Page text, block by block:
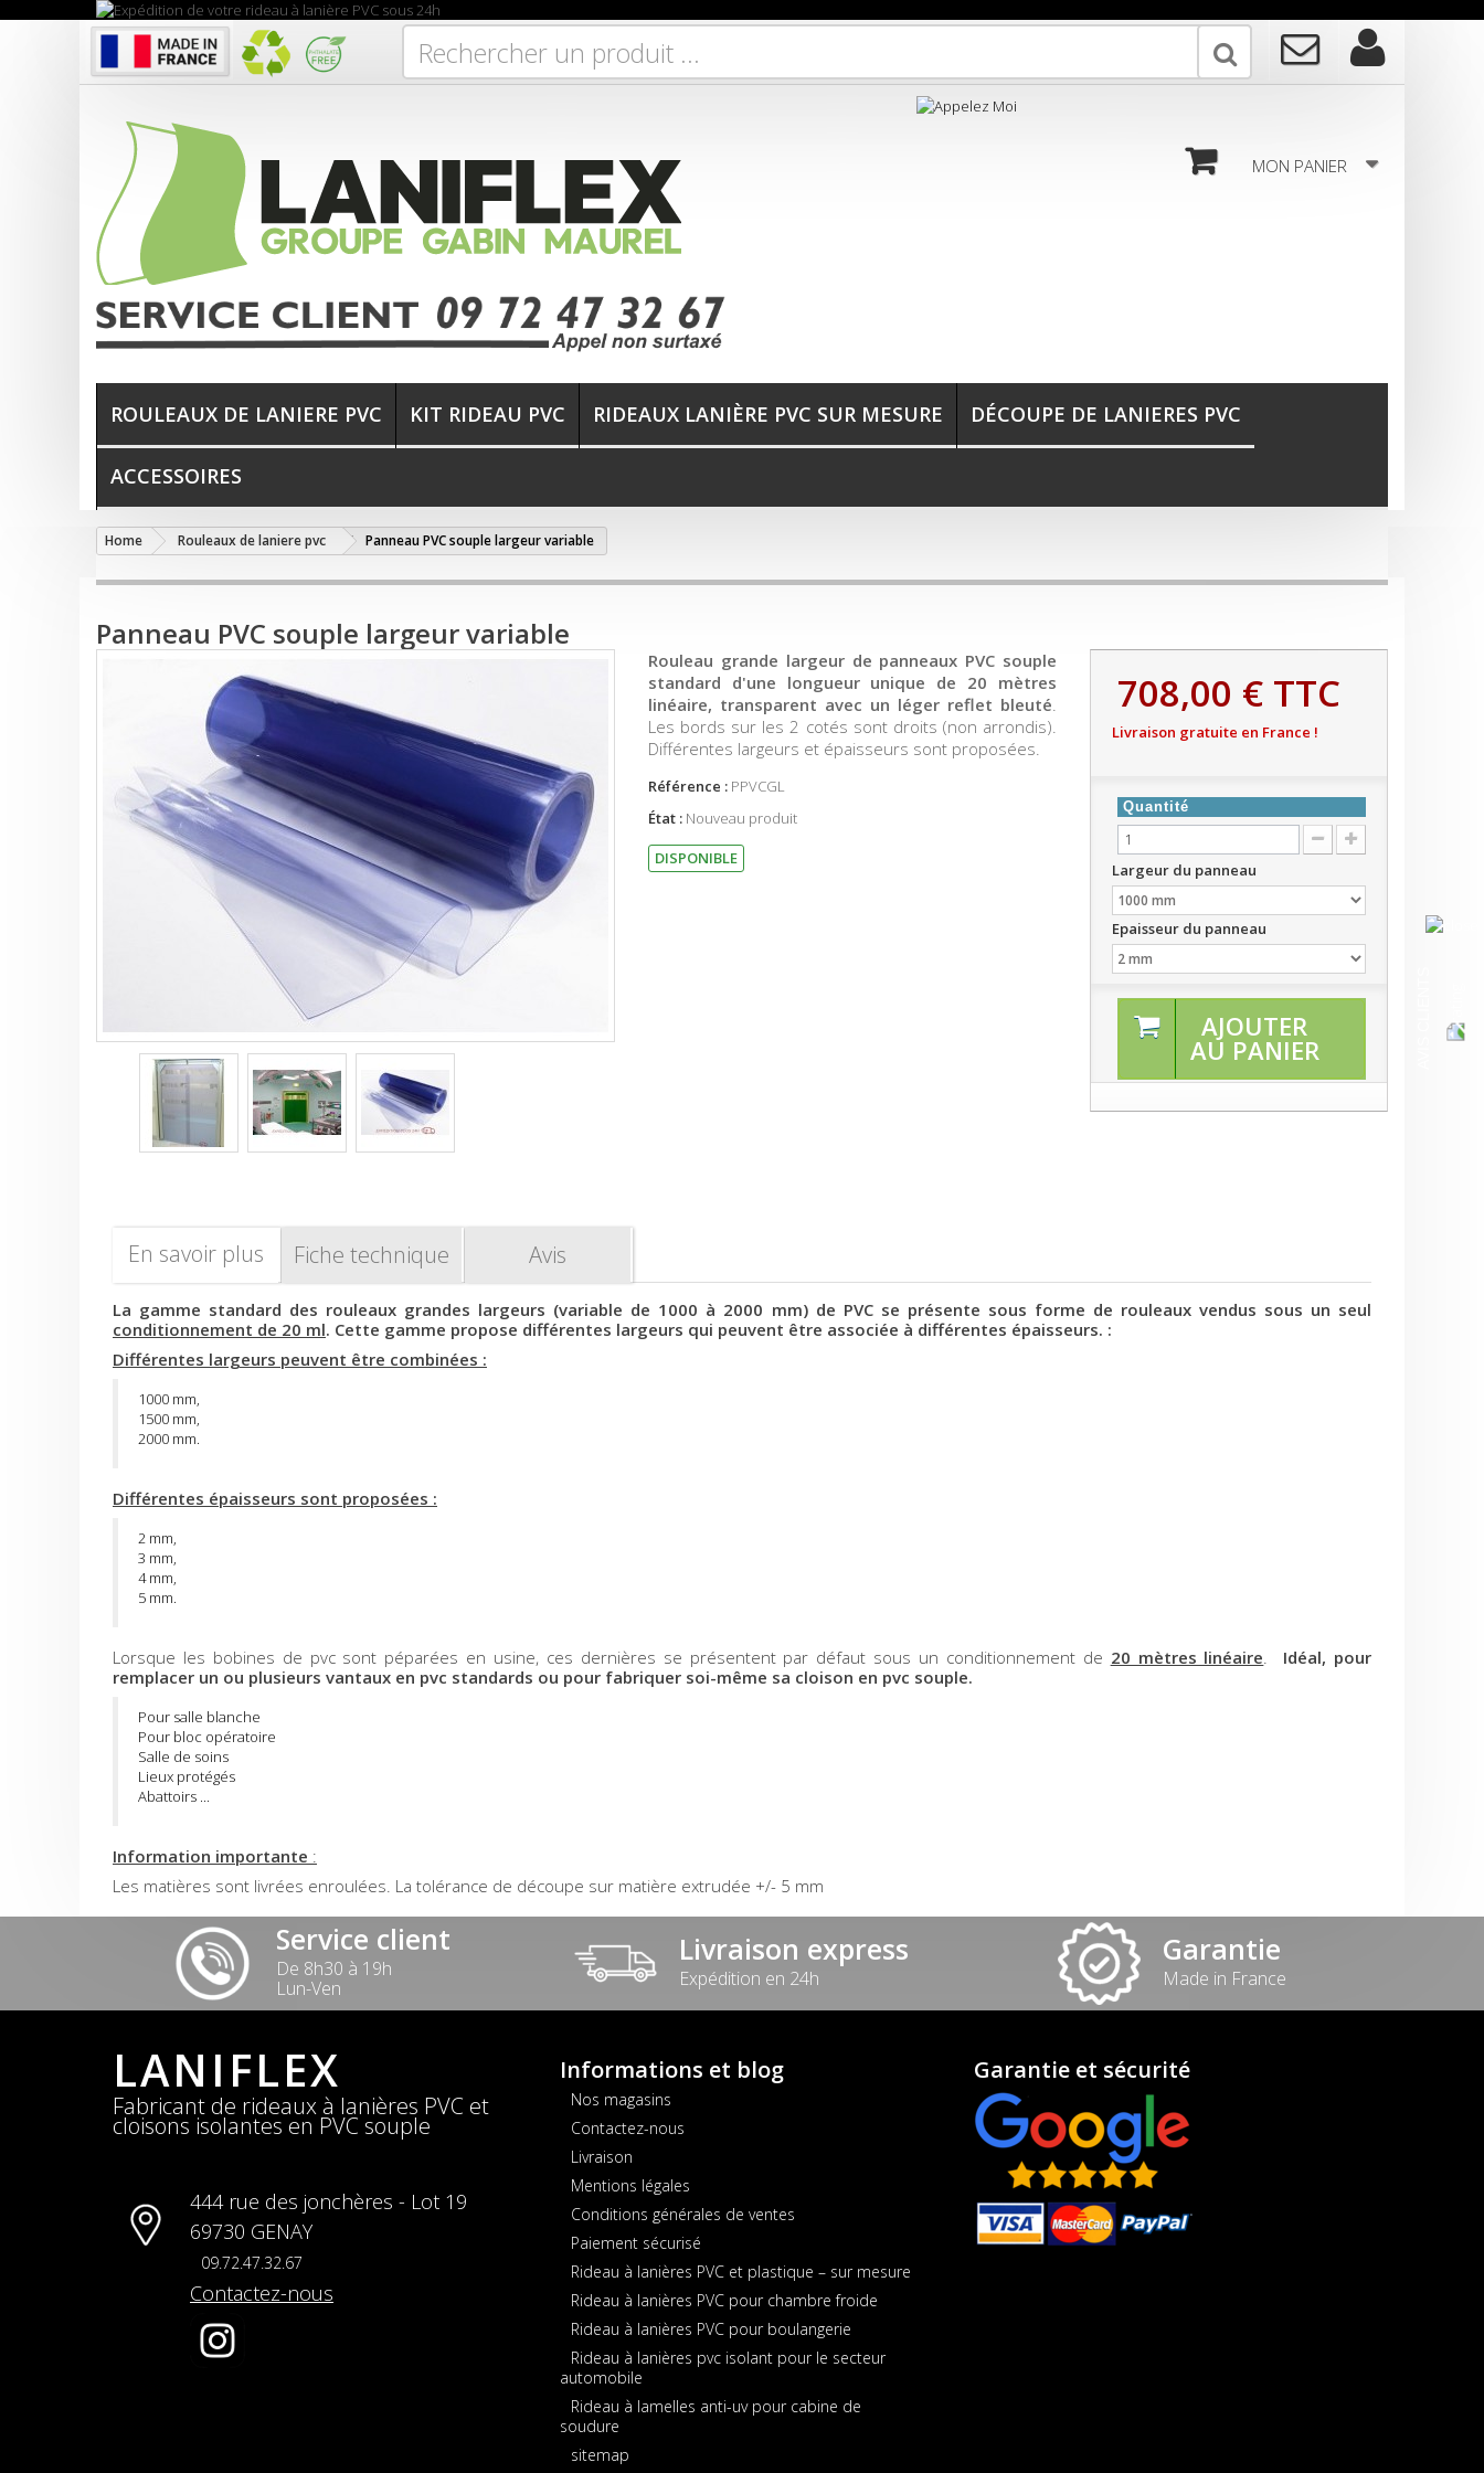
MON PANIER
ROULEAUX DE LANIERE PVC KIT RIDEAU PVC RIDEAUX LANIÈRE PVC SUR MESURE DÉCOUPE DE LANIERES PVC
ACCESSOIRES
Home Rouleaux de laniere pvc Panneau PVC souple largeur variable
Panneau PVC souple largeur variable
Rouleau grande largeurde panneaux PVC souple
standard d'une longueur unique de 20 mètres
linéaire, transparent avec un léger reflet bleuté
Les bords sur les 2 cotés sont droits (non arrondis).
Différentes largeurs et épaisseurs sont proposées.
Référence : PPVCGL
État : Nouveau produit
DISPONIBLE
708,00 €TTC
Livraison gratuite en France !
Quantité
Largeur du panneau
Epaisseur du panneau
AJOUTER
AU PANIER
En savoir plus Fiche technique Avis
La gamme standard des rouleaux grandes largeurs (variable de 1000 à 2000 mm)de PVC se présente sous forme de rouleaux vendus sous un seul
conditionnement de 20 ml. Cette gamme propose différentes largeurs qui peuvent être associée à différentes épaisseurs. :
Différentes largeurs peuvent être combinées :
1000 mm,
1500 mm,
2000 mm.
Différentes épaisseurs sont proposées :
2 mm,
3 mm,
4 mm,
5 mm.
Lorsque les bobines de pvc sont péparées en usine, ces dernières se présentent par défaut sous un conditionnement de 20 mètres linéaire
Idéal, pour
remplacer un ou plusieurs vantaux en pvc standards ou pour fabriquer soi-même sa cloison en pvc souple.
Pour salle blanche
Pour bloc opératoire
Salle de soins
Lieux protégés
Abattoirs ...
Information importante :
Les matières sont livrées enroulées. La tolérance de découpe sur matière extrudée +/- 5 mm
Service client
De 8h30 à 19h
Lun-Ven
Livraison express
Expédition en 24h
Garantie
Made in France
LANIFLEX
Fabricant de rideaux à lanières PVC et
cloisons isolantes en PVC souple
444 rue des jonchères - Lot 19
69730 GENAY
09.72.47.32.67
Contactez-nous
Informations et blog
Nos magasins
Contactez-nous
Livraison
Mentions légales
Conditions générales de ventes
Paiement sécurisé
Rideau à lanières PVC et plastique – sur mesure
Rideau à lanières PVC pour chambre froide
Rideau à lanières PVC pour boulangerie
Rideau à lanières pvc isolant pour le secteur
automobile
Rideau à lamelles anti-uv pour cabine de
soudure
sitemap
Garantie et sécurité